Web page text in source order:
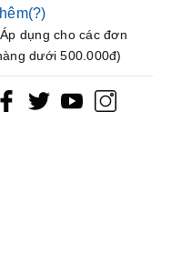
dụng cho các đơn
dưới 500.000đ)